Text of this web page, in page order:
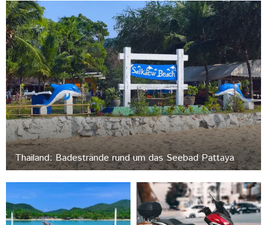
Thailand: Badestrände rund um das Seebad Pattaya